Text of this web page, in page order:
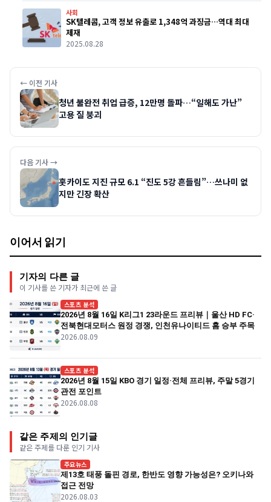
사회
SK텔레콤, 고객 정보 유출로 1,348억 과징금…역대 최대
제재
2025.08.28
← 이전 기사
청년 불완전 취업 급증, 12만명 돌파…“일해도 가난”
고용 질 붕괴
다음 기사 →
홋카이도 지진 규모 6.1 “진도 5강 흔들림”…쓰나미 없
지만 긴장 확산
이어서 읽기
기자의 다른 글
이 기사를 쓴 기자가 최근에 쓴 글
스포츠 분석
2026년 8월 16일 K리그1 23라운드 프리뷰｜울산 HD FC·
전북현대모터스 원정 경쟁, 인천유나이티드 홈 승부 주목
2026.08.09
스포츠 분석
2026년 8월 15일 KBO 경기 일정·전체 프리뷰, 주말 5경기
관전 포인트
2026.08.08
같은 주제의 인기글
같은 주제를 다룬 인기 기사
주요뉴스
제13호 태풍 돌핀 경로, 한반도 영향 가능성은? 오키나와
접근 전망
2026.08.03